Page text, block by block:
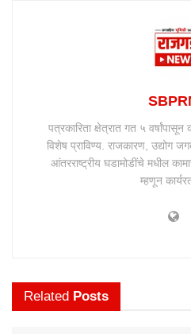
पत्रकारिता क्षेत्रात गत ५
विशेष प्राविण्य. राजकारण, उद्योग
आंतरराष्ट्रीय घडामोडींचे मधील
म्हणून
Related Posts